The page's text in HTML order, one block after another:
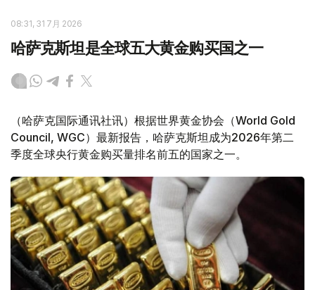
08:31, 31 7月 2026
哈萨克斯坦是全球五大黄金购买国之一
（哈萨克国际通讯社讯）根据世界黄金协会（World Gold
Council, WGC）最新报告，哈萨克斯坦成为2026年第二
季度全球央行黄金购买量排名前五的国家之一。